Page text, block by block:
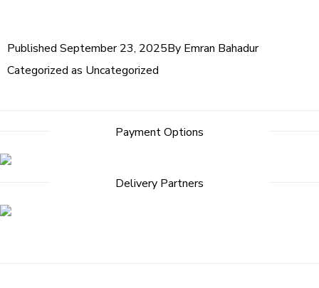
Published September 23, 2025By Emran Bahadur
Categorized as Uncategorized
Payment Options
Delivery Partners